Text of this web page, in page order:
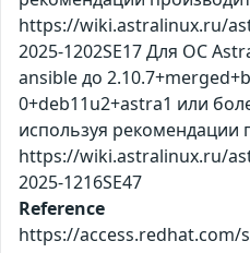
https://wiki.astralinux.ru/
2025-1202SE17 Для ОС
ansible до
0+deb11u2+astra1 или
используя рекомендации
https://wiki.astralinux.ru/
2025-1216SE47
Reference
https://access.redhat.com/